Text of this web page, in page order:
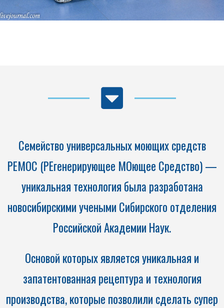
Семейство универсальных моющих средств
РЕМОС (РЕгенерирующее МОющее Средство) —
уникальная технология была разработана
новосибирскими учеными Сибирского отделения
Российской Академии Наук.
Основой которых является уникальная и
запатентованная рецептура и технология
производства, которые позволили сделать супер